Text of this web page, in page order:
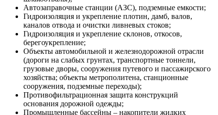
Автозаправочные станции (АЗС), подземные емкости;
Гидроизоляция и укрепление плотин, дамб, валов,
каналов отвода и очистки ливневых стоков;
Гидроизоляция и укрепление склонов, откосов,
берегоукрепление;
Объекты автомобильной и железнодорожной отрасли
(дороги на слабых грунтах, транспортные тоннели,
грузовые дворы, сооружения путевого и пассажирского
хозяйства; объекты метрополитена, станционные
сооружения, подземные переходы);
Противофильтрационная защита конструкций
основания дорожной одежды;
Промышленные бассейны – накопители жидких